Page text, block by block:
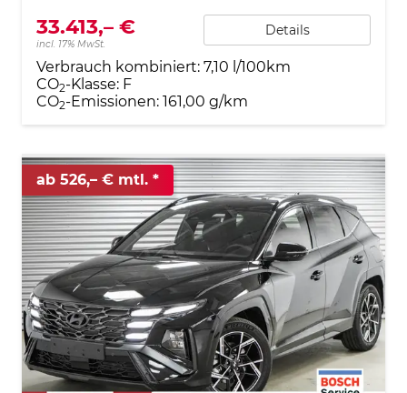
33.413,– €
incl. 17% MwSt.
Details
Verbrauch kombiniert: 7,10 l/100km
CO2-Klasse: F
CO2-Emissionen: 161,00 g/km
ab 526,– € mtl.